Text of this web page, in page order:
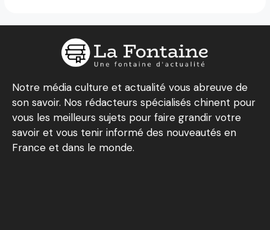
Notre média culture et actualité vous abreuve de
son savoir. Nos rédacteurs spécialisés chinent pour
vous les meilleurs sujets pour faire grandir votre
savoir et vous tenir informé des nouveautés en
France et dans le monde.